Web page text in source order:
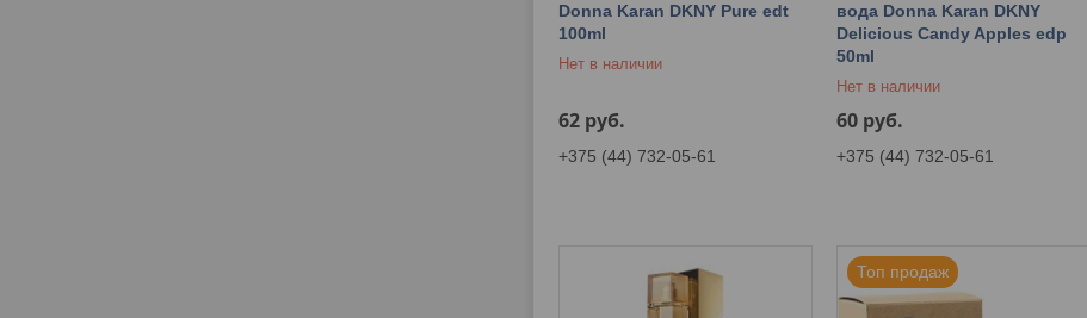
Donna Karan DKNY Pure edt
100ml
Нет в наличии
62 руб.
+375 (44) 732-05-61
вода Donna Karan DKNY
Delicious Candy Apples edp
50ml
Нет в наличии
60 руб.
+375 (44) 732-05-61
Топ продаж